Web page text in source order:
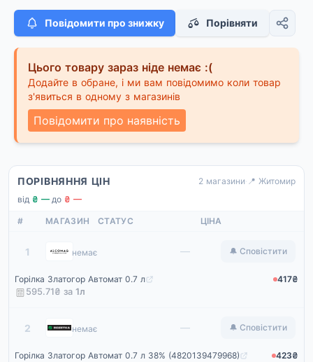
Повідомити про знижку Порівняти
Цього товару зараз ніде немає :(
Додайте в обране, і ми вам повідомимо коли товар
з'явиться в одному з магазинів
Повідомити про наявність
ПОРІВНЯННЯ ЦІН 2 магазини· 📍 Житомир
від ₴ —·до ₴ —
# МАГАЗИН СТАТУС ЦІНА
1 Alcomag
немає — 🔔 Сповістити
Горілка Златогор Автомат 0.7 л
417₴
595.71₴ за 1л
2 Rozetka
немає — 🔔 Сповістити
Горілка Златогор Автомат 0.7 л 38% (4820139479968)
423₴